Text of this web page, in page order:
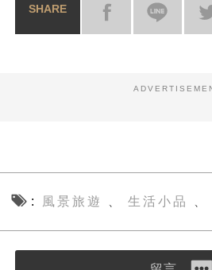
SHARE
風景旅遊 、 生活小品 、